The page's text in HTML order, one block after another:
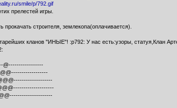
smile/p/792.gif
прелестей игры.
строителя, землекопа(оплачивается).
кланов "ИНЫЕ"! :p792: У нас есть:узоры, статуя,Клан
@-----------------